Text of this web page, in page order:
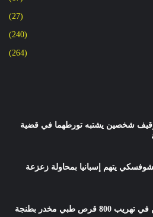
(27)
(240)
(264)
شخصين يشتبه تورطهما في قضية
يتهم إسبانيا بمحاولة زعزعة
طبي مخدر بطنجة